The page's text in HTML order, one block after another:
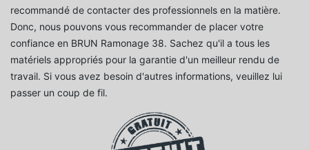
recommandé de contacter des professionnels en la matière.
Donc, nous pouvons vous recommander de placer votre
confiance en BRUN Ramonage 38. Sachez qu'il a tous les
matériels appropriés pour la garantie d'un meilleur rendu de
travail. Si vous avez besoin d'autres informations, veuillez lui
passer un coup de fil.